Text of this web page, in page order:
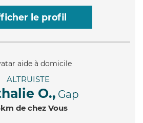
le profil
ALTRUISTE
O., Gap
de chez Vous